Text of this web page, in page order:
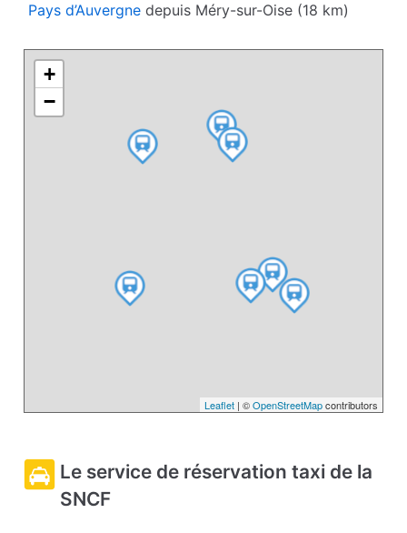
Pays d’Auvergne depuis Méry-sur-Oise (18 km)
+
−
Leaflet| ©OpenStreetMapcontributors
Le service de réservation taxi de la
SNCF